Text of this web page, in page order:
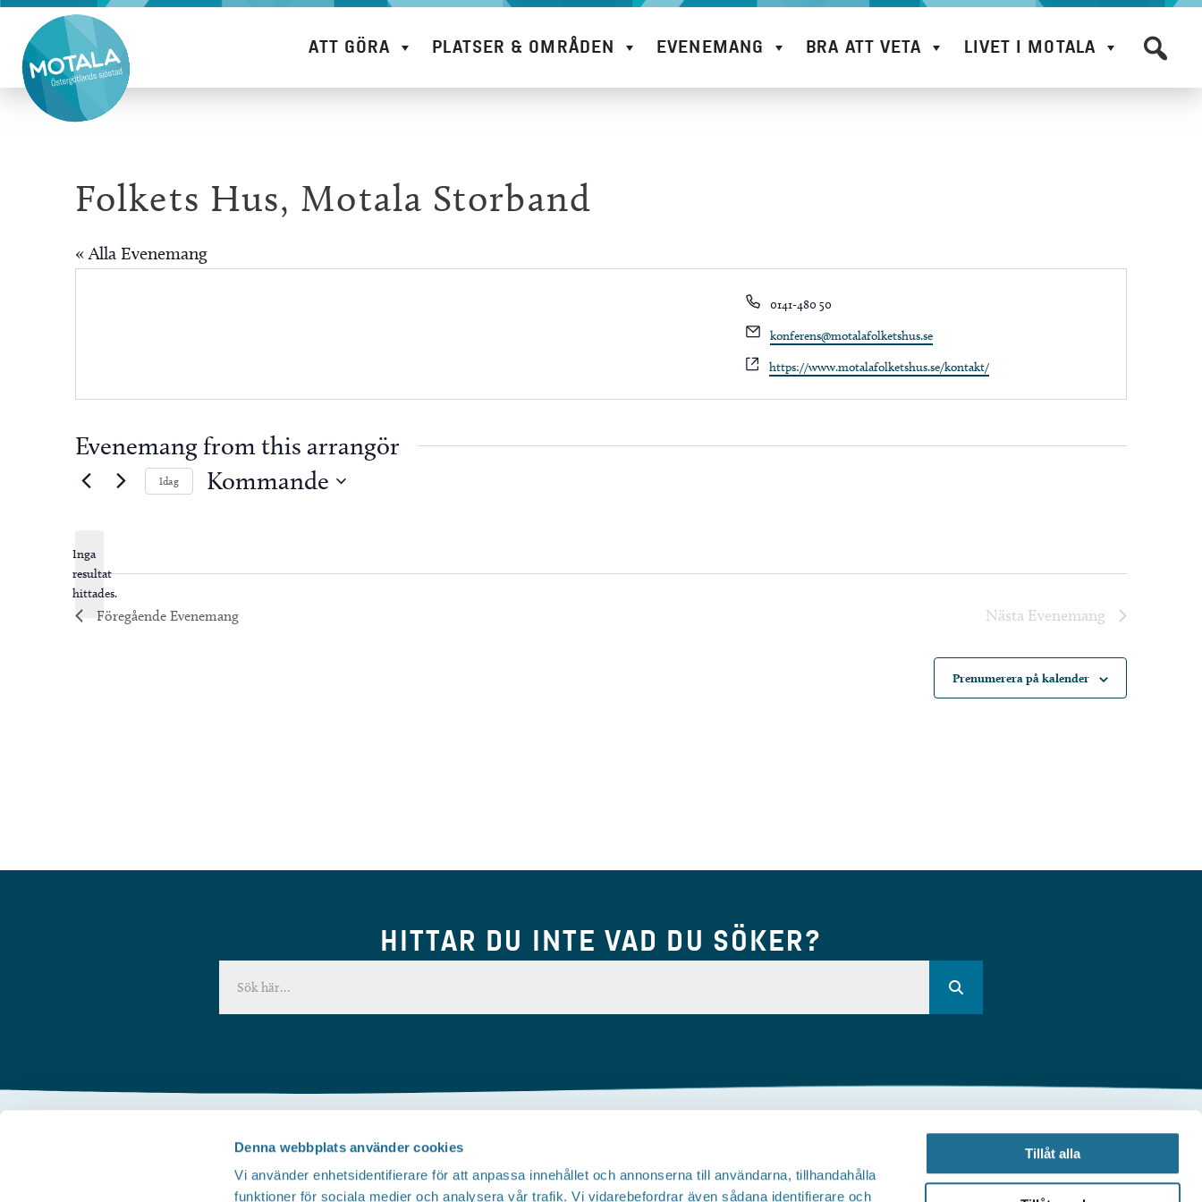
Denna webbplats använder cookies
Vi använder enhetsidentifierare för att anpassa innehållet och annonserna till användarna, tillhandahålla
funktioner för sociala medier och analysera vår trafik. Vi vidarebefordrar även sådana identifierare och
Tillåt alla
Hoppa
innehåll
ATT GÖRA PLATSER & OMRÅDEN EVENEMANG BRA ATT VETA LIVET I MOTALA
Folkets Hus, Motala Storband
« Alla Evenemang
Phone
0141-480 50
Email
konferens@motalafolketshus.se
Website
https://www.motalafolketshus.se/kontakt/
Evenemang from this arrangör
Notis
Inga
resultat
hittades.
Idag Kommande
Föregående Evenemang Nästa Evenemang
Prenumerera på kalender
HITTAR DU INTE VAD DU SÖKER?
Om webbplatsen
Tillgänglighetsredogörelse Tillväxt Motala